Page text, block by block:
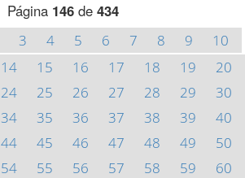
Página 146de 434
3 4 5 6 7 8 9
10
14 15 16 17 18 19
20
24 25 26 27 28 29
30
34 35 36 37 38 39
40
44 45 46 47 48 49
50
54 55 56 57 58 59
60